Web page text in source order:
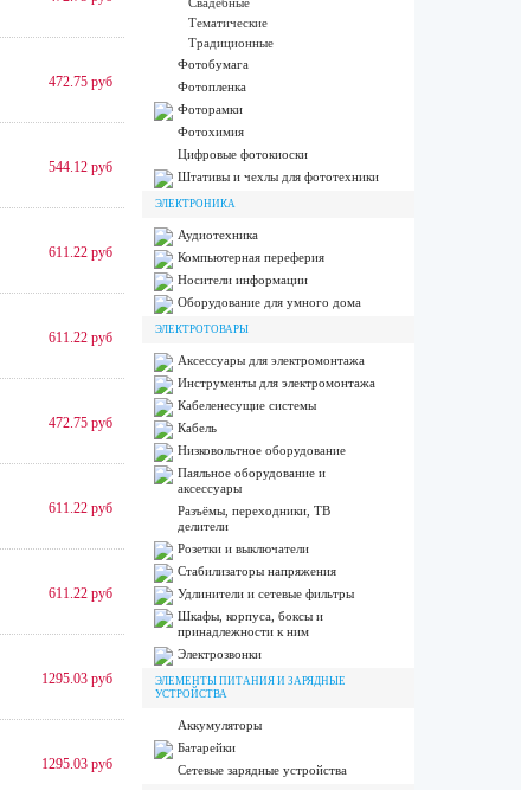
472.75 руб
544.12 руб
611.22 руб
611.22 руб
472.75 руб
611.22 руб
611.22 руб
1295.03 руб
1295.03 руб
Тематические
Традиционные
Фотобумага
Фотопленка
Фоторамки
Фотохимия
Цифровые фотокиоски
Штативы и чехлы для фототехники
ЭЛЕКТРОНИКА
Аудиотехника
Компьютерная переферия
Носители информации
Оборудование для умного дома
ЭЛЕКТРОТОВАРЫ
Аксессуары для электромонтажа
Инструменты для электромонтажа
Кабеленесущие системы
Кабель
Низковольтное оборудование
Паяльное оборудование и
аксессуары
Разъёмы, переходники, ТВ
делители
Розетки и выключатели
Стабилизаторы напряжения
Удлинители и сетевые фильтры
Шкафы, корпуса, боксы и
принадлежности к ним
Электрозвонки
ЭЛЕМЕНТЫ ПИТАНИЯ И ЗАРЯДНЫЕ
УСТРОЙСТВА
Аккумуляторы
Батарейки
Сетевые зарядные устройства